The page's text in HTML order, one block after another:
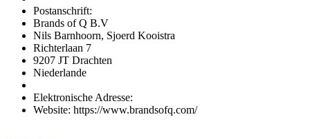
Postanschrift:
Brands of Q B.V
Nils Barnhoorn, Sjoerd Kooistra
Richterlaan 7
9207 JT Drachten
Niederlande
Elektronische Adresse:
Website: https://www.brandsofq.com/